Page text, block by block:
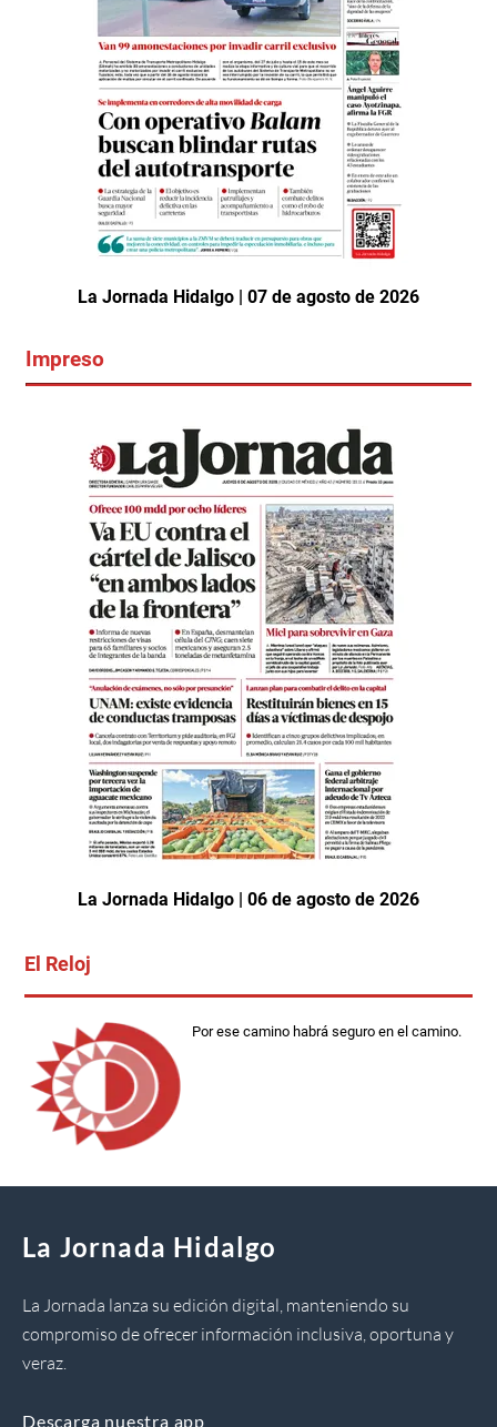
La Jornada Hidalgo | 07 de agosto de 2026
Impreso
La Jornada Hidalgo | 06 de agosto de 2026
El Reloj
Por ese camino habrá seguro en el camino.
La Jornada Hidalgo
La Jornada lanza su edición digital, manteniendo su
compromiso de ofrecer información inclusiva, oportuna y
veraz.
Descarga nuestra app